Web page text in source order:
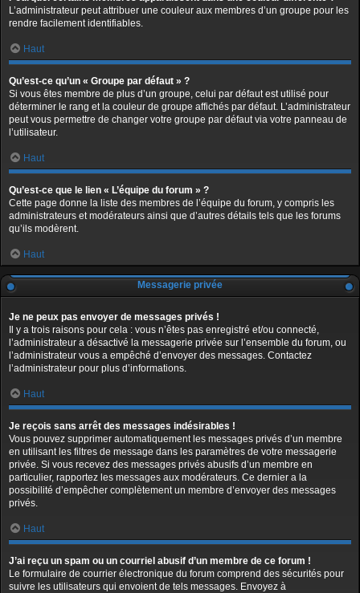
L’administrateur peut attribuer une couleur aux membres d’un groupe pour les
rendre facilement identifiables.
Haut
Qu’est-ce qu’un « Groupe par défaut » ?
Si vous êtes membre de plus d’un groupe, celui par défaut est utilisé pour
déterminer le rang et la couleur de groupe affichés par défaut. L’administrateur
peut vous permettre de changer votre groupe par défaut via votre panneau de
l’utilisateur.
Haut
Qu’est-ce que le lien « L’équipe du forum » ?
Cette page donne la liste des membres de l’équipe du forum, y compris les
administrateurs et modérateurs ainsi que d’autres détails tels que les forums
qu’ils modèrent.
Haut
Messagerie privée
Je ne peux pas envoyer de messages privés !
Il y a trois raisons pour cela : vous n’êtes pas enregistré et/ou connecté,
l’administrateur a désactivé la messagerie privée sur l’ensemble du forum, ou
l’administrateur vous a empêché d’envoyer des messages. Contactez
l’administrateur pour plus d’informations.
Haut
Je reçois sans arrêt des messages indésirables !
Vous pouvez supprimer automatiquement les messages privés d’un membre
en utilisant les filtres de message dans les paramètres de votre messagerie
privée. Si vous recevez des messages privés abusifs d’un membre en
particulier, rapportez les messages aux modérateurs. Ce dernier a la
possibilité d’empêcher complètement un membre d’envoyer des messages
privés.
Haut
J’ai reçu un spam ou un courriel abusif d’un membre de ce forum !
Le formulaire de courrier électronique du forum comprend des sécurités pour
suivre les utilisateurs qui envoient de tels messages. Envoyez à